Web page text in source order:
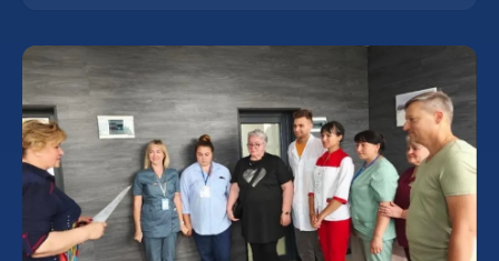
можливостями навчання.